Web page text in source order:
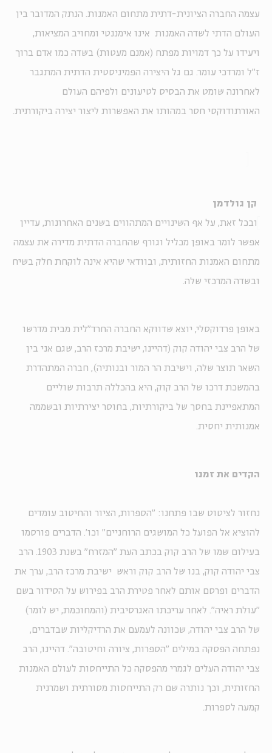
עצמה החברה הציונית-דתית מתחום האמנות. הנתק המדובר בין
העולם הדתי לשדה האמנות אינו אימננטי ומחויב המציאות,
ויעידו על כך דמויות מפתח (אמנם מעטות) בשדה כמו אדם ברוך
ז"ל ומרדכי עומר. גם גל היצירה הפמיניסטית הדתית המתגבר
לאחרונה שומט את הבסיס לטיעונים ולפיהם העולם
האורתודוקסי חסר במהותו את האפשרות ליצור יצירה ביקורתית.
קן גולדמן
ובכל זאת, על אף השינויים המתהווים בשנים האחרונות, עדיין
אפשר לומר באופן מכליל וגורף שהחברה הדתית מדירה את עצמה
מתחום האמנות החזותית, ובוודאי שהיא אינה לוקחת חלק בשיח
ובשדה המרכזי שלה.
באופן פרדוקסלי, יוצא שדווקא החברה החרד"לית מבית מדרשו
של הרב צבי יהודה קוק (דהיינו, ישיבת מרכז הרב, שגם אני בין
השאר תוצר שלה, וישיבת הר המור ובנותיה), חברה המתהדרת
בהמשכת דרכו של הרב קוק, היא בהכללה תרבות שוליים
המתאפיינת בחסך של ביקורתיות, בחוסר יצירתיות ובשממה
אמנותית יחסית.
הקדים את זמנו
נחזור לציטוט שבו פתחנו: "הספרות, הציור והחיטוב עומדים
להוציא אל הפועל כל המושגים הרוחניים" וכו'. הדברים פורסמו
בעילום שמו של הרב קוק בכתב העת "המזרח" בשנת 1903. הרב
צבי יהודה קוק, בנו של הרב קוק וראש ישיבת מרכז הרב, ערך את
הדברים ופרסם אותם לאחר פטירת הרב בפירוש על הסידור בשם
"עולת ראיה". לאחר עריכתו האגרסיבית (והמחוכמת, יש לומר)
של הרב צבי יהודה, שכוונה לעמעם את הרדיקליות שבדברים,
נפתחה הפסקה במילים "הספרות, ציורה וחיטובה". דהיינו, הרב
צבי יהודה העלים לגמרי מהפסקה כל התייחסות לעולם האמנות
החזותית, וכך נותרה שם רק התייחסות מסורתית ושמרנית
קמעה לספרות.